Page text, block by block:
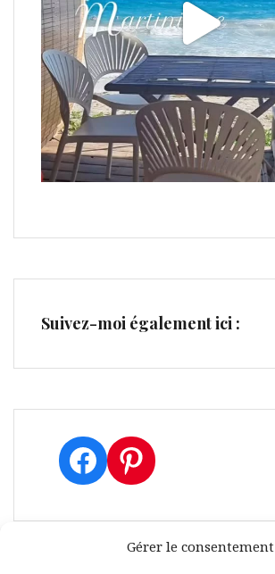
Gérer le consentement
Suivez-moi également ici :
Facebook
Pinterest